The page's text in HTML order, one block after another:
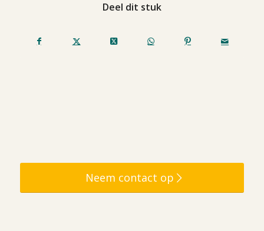
Deel dit stuk
Neem contact op